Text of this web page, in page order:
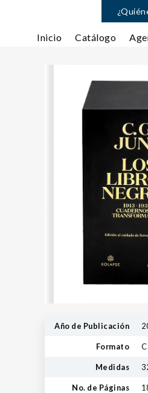
Inicio Catálogo
Año de Publicación
Formato
Medidas
No. de Páginas